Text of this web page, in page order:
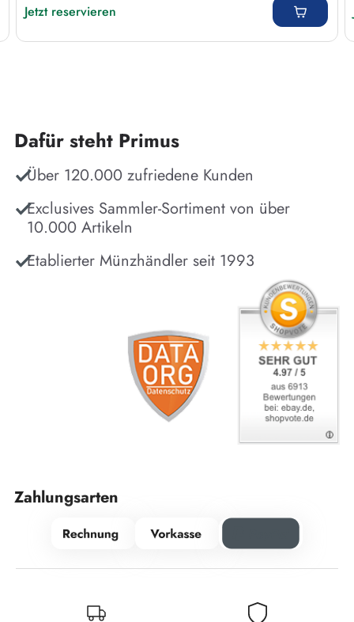
Jetzt reservieren
Dafür steht Primus
Über 120.000 zufriedene Kunden
Exclusives Sammler-Sortiment von über
10.000 Artikeln
Etablierter Münzhändler seit 1993
Zahlungsarten